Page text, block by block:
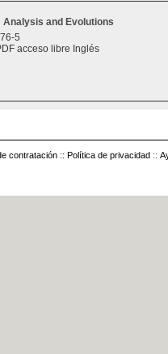
Analysis and Evolutions
5
acceso libre Inglés
contratación :: Política de privacidad ::